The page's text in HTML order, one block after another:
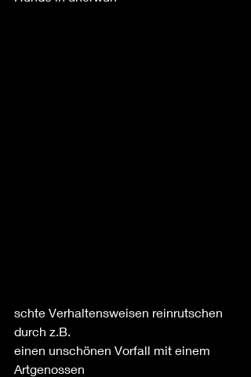
schte Verhaltensweisen reinrutschen
durch z.B.
einen unschönen Vorfall mit einem
Artgenossen